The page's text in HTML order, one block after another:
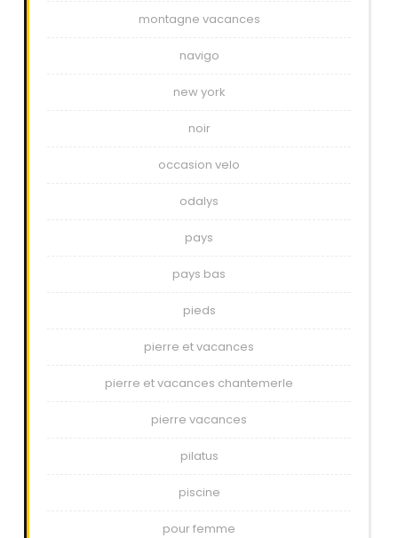
montagne vacances
navigo
new york
noir
occasion velo
odalys
pays
pays bas
pieds
pierre et vacances
pierre et vacances chantemerle
pierre vacances
pilatus
piscine
pour femme